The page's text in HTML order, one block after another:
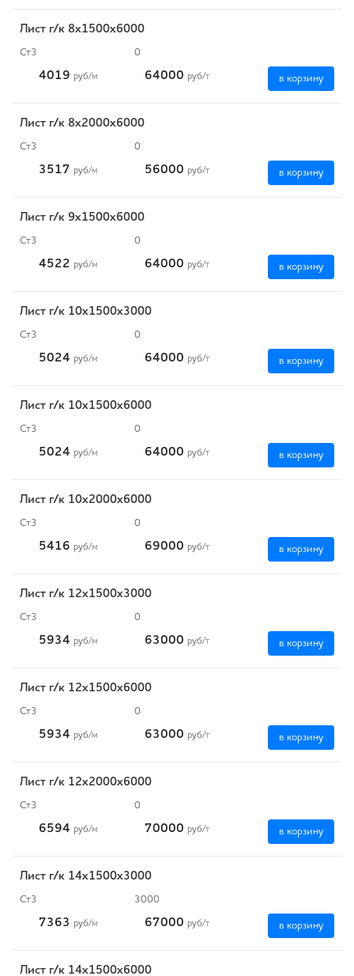
Лист г/к 8х1500х6000
Ст3 0
4019 руб/м 64000 руб/т в корзину
Лист г/к 8х2000х6000
Ст3 0
3517 руб/м 56000 руб/т в корзину
Лист г/к 9х1500х6000
Ст3 0
4522 руб/м 64000 руб/т в корзину
Лист г/к 10х1500х3000
Ст3 0
5024 руб/м 64000 руб/т в корзину
Лист г/к 10х1500х6000
Ст3 0
5024 руб/м 64000 руб/т в корзину
Лист г/к 10х2000х6000
Ст3 0
5416 руб/м 69000 руб/т в корзину
Лист г/к 12х1500х3000
Ст3 0
5934 руб/м 63000 руб/т в корзину
Лист г/к 12х1500х6000
Ст3 0
5934 руб/м 63000 руб/т в корзину
Лист г/к 12х2000х6000
Ст3 0
6594 руб/м 70000 руб/т в корзину
Лист г/к 14х1500х3000
Ст3 3000
7363 руб/м 67000 руб/т в корзину
Лист г/к 14х1500х6000